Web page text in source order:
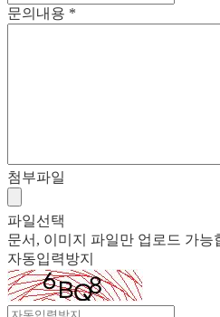
문의내용 *
첨부파일
파일선택
문서, 이미지 파일만 업로드 가능
자동입력방지